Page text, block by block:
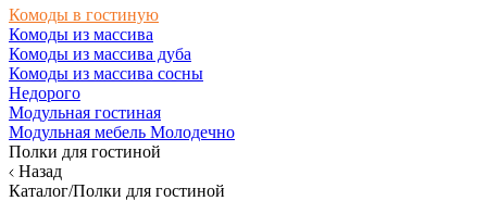
Комоды в гостиную
Комоды из массива
Комоды из массива дуба
Комоды из массива сосны
Недорого
Модульная гостиная
Модульная мебель Молодечно
Полки для гостиной
Назад
Каталог/Полки для гостиной